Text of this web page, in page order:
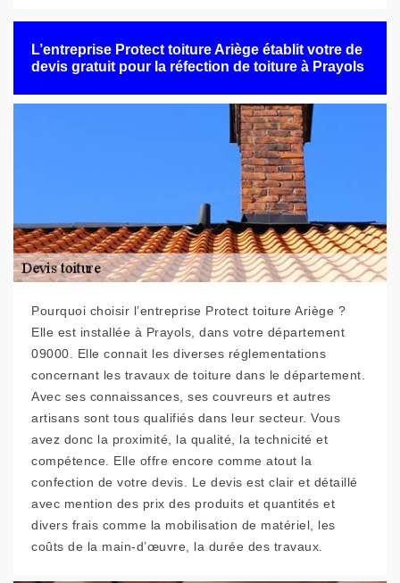
L’entreprise Protect toiture Ariège établit votre de
devis gratuit pour la réfection de toiture à Prayols
Pourquoi choisir l’entreprise Protect toiture Ariège ?
Elle est installée à Prayols, dans votre département
09000. Elle connait les diverses réglementations
concernant les travaux de toiture dans le département.
Avec ses connaissances, ses couvreurs et autres
artisans sont tous qualifiés dans leur secteur. Vous
avez donc la proximité, la qualité, la technicité et
compétence. Elle offre encore comme atout la
confection de votre devis. Le devis est clair et détaillé
avec mention des prix des produits et quantités et
divers frais comme la mobilisation de matériel, les
coûts de la main-d’œuvre, la durée des travaux.